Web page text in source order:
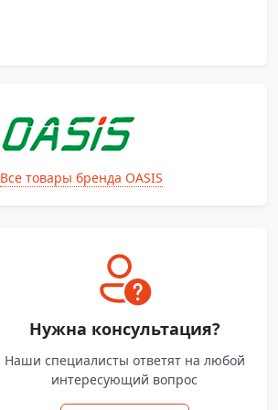
Все товары бренда OASIS
Нужна консультация?
Наши специалисты ответят на любой
интересующий вопрос